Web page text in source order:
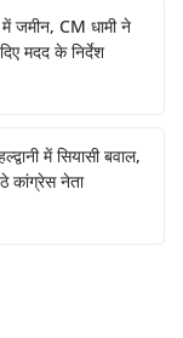
जमीन, CM धामी ने
मदद के निर्देश
में सियासी बवाल,
कांग्रेस नेता